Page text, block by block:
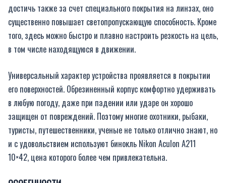
достичь также за счет специального покрытия на линзах, оно
существенно повышает светопропускающую способность. Кроме
того, здесь можно быстро и плавно настроить резкость на цель,
в том числе находящуюся в движении.
Универсальный характер устройства проявляется в покрытии
его поверхностей. Обрезиненный корпус комфортно удерживать
в любую погоду, даже при падении или ударе он хорошо
защищен от повреждений. Поэтому многие охотники, рыбаки,
туристы, путешественники, ученые не только отлично знают, но
и с удовольствием используют бинокль Nikon Aculon A211
10×42, цена которого более чем привлекательна.